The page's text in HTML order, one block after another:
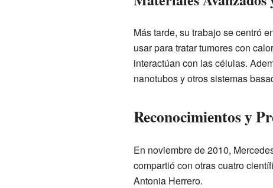
Más tarde, su trabajo se centró
usar para tratar tumores con
interactúan con las células.
nanotubos y otros sistemas
Reconocimientos y
En noviembre de 2010,
compartió con otras cuatro
Antonia Herrero.